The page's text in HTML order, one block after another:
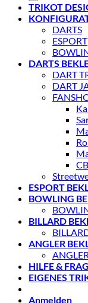
TRIKOT
DARTS
ESPORT
DARTS
DART
DART
ESPORT
BOWLING
BILLARD
ANGLER
HILFE &
EIGENES
Anmelden